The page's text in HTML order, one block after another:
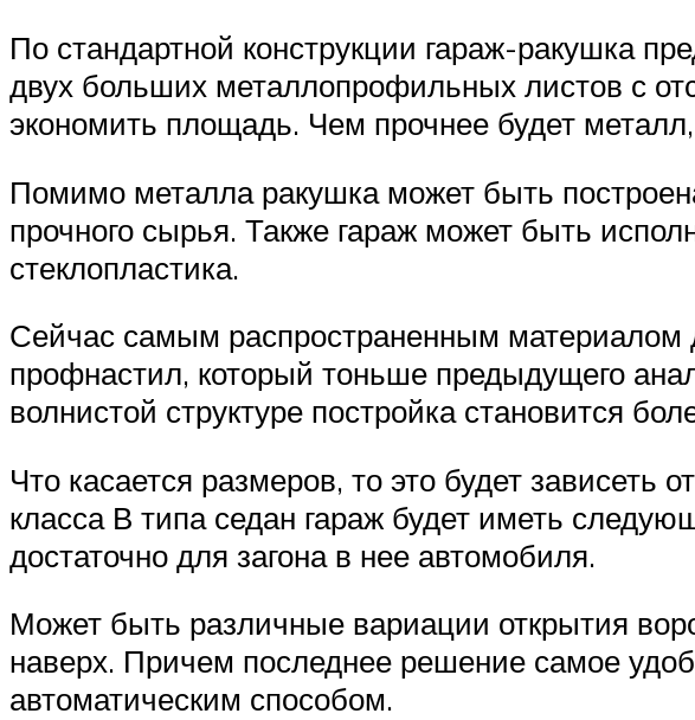
По стандартной конструкции гараж-ракушка
двух больших металлопрофильных листов с
экономить площадь. Чем прочнее будет
Помимо металла ракушка может быть
прочного сырья. Также гараж может быть
стеклопластика.
Сейчас самым распространенным материалом
профнастил, который тоньше предыдущего
волнистой структуре постройка становится
Что касается размеров, то это будет
класса В типа седан гараж будет иметь
достаточно для загона в нее автомобиля.
Может быть различные вариации открытия
наверх. Причем последнее решение самое
автоматическим способом.